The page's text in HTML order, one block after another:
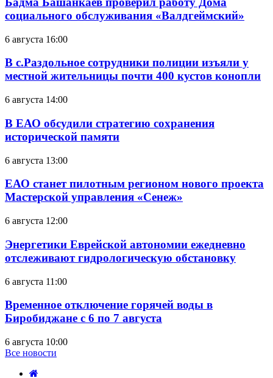
социального обслуживания «Валдгеймский»
6 августа 16:00
В с.Раздольное сотрудники полиции изъяли у
местной жительницы почти 400 кустов конопли
6 августа 14:00
В ЕАО обсудили стратегию сохранения
исторической памяти
6 августа 13:00
ЕАО станет пилотным регионом нового проекта
Мастерской управления «Сенеж»
6 августа 12:00
Энергетики Еврейской автономии ежедневно
отслеживают гидрологическую обстановку
6 августа 11:00
Временное отключение горячей воды в
Биробиджане с 6 по 7 августа
6 августа 10:00
Все новости